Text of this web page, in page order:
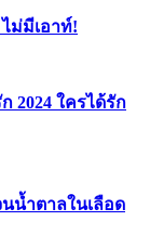
ม่มีเอาท์!
2024 ใครได้รัก
น้ำตาลในเลือด